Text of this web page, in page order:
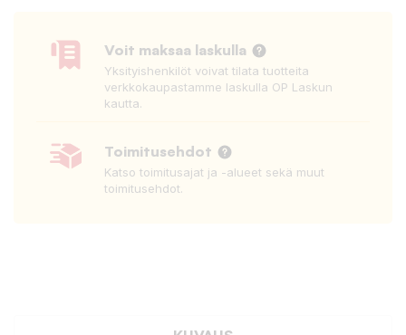
Voit maksaa laskulla
Yksityishenkilöt voivat tilata tuotteita
verkkokaupastamme laskulla OP Laskun
kautta.
Toimitusehdot
Katso toimitusajat ja -alueet sekä muut
toimitusehdot.